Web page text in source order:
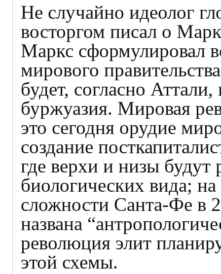
Не случайно идеолог
восторгом писал о
Маркс сформулировал
мирового
будет, согласно
буржуазия. Мировая
это сегодня орудие
создание
где верхи и низы будут
биологических вида;
сложности Санта-Фе в
названа
революция элит
этой схемы.